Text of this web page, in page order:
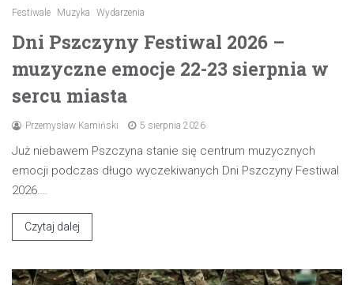
Festiwale Muzyka Wydarzenia
Dni Pszczyny Festiwal 2026 –
muzyczne emocje 22-23 sierpnia w
sercu miasta
Przemysław Kamiński 5 sierpnia 2026
Już niebawem Pszczyna stanie się centrum muzycznych
emocji podczas długo wyczekiwanych Dni Pszczyny Festiwal
2026.…
Czytaj dalej